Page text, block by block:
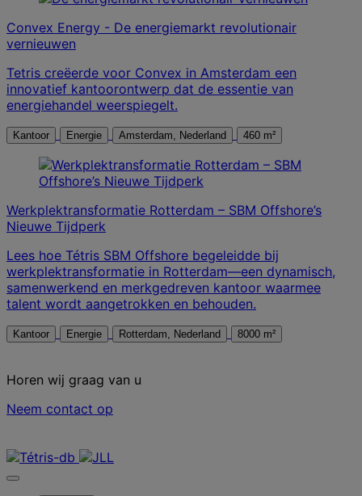
Convex Energy - De energiemarkt revolutionair
vernieuwen
Tetris creëerde voor Convex in Amsterdam een
innovatief kantoorontwerp dat de essentie van
energiehandel weerspiegelt.
Kantoor Energie Amsterdam, Nederland 460 m²
Werkplektransformatie Rotterdam – SBM Offshore’s
Nieuwe Tijdperk
Lees hoe Tétris SBM Offshore begeleidde bij
werkplektransformatie in Rotterdam—een dynamisch,
samenwerkend en merkgedreven kantoor waarmee
talent wordt aangetrokken en behouden.
Kantoor Energie Rotterdam, Nederland 8000 m²
Horen wij graag van u
Neem contact op